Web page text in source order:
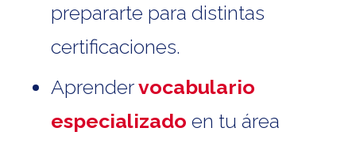
prepararte para distintas
certificaciones.
Aprendervocabulario
especializado en tu área